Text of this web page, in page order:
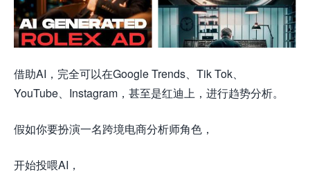
借助AI，完全可以在Google Trends、Tik Tok、
YouTube、Instagram，甚至是红迪上，进行趋势分析。
假如你要扮演一名跨境电商分析师角色，
开始投喂AI，